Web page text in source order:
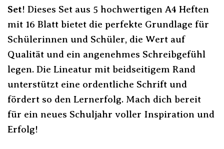
Set! Dieses Set aus 5 hochwertigen A4 Heften
mit 16 Blatt bietet die perfekte Grundlage für
Schülerinnen und Schüler, die Wert auf
Qualität und ein angenehmes Schreibgefühl
legen. Die Lineatur mit beidseitigem Rand
unterstützt eine ordentliche Schrift und
fördert so den Lernerfolg. Mach dich bereit
für ein neues Schuljahr voller Inspiration und
Erfolg!